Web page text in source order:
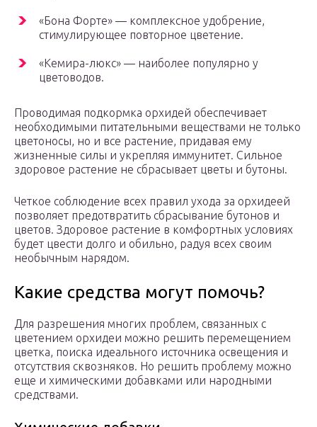
«Бона Форте» — комплексное удобрение,
стимулирующее повторное цветение.
«Кемира-люкс» — наиболее популярно у
цветоводов.
Проводимая подкормка орхидей обеспечивает
необходимыми питательными веществами не только
цветоносы, но и все растение, придавая ему
жизненные силы и укрепляя иммунитет. Сильное
здоровое растение не сбрасывает цветы и бутоны.
Четкое соблюдение всех правил ухода за орхидеей
позволяет предотвратить сбрасывание бутонов и
цветов. Здоровое растение в комфортных условиях
будет цвести долго и обильно, радуя всех своим
необычным нарядом.
Какие средства могут помочь?
Для разрешения многих проблем, связанных с
цветением орхидеи можно решить перемещением
цветка, поиска идеального источника освещения и
отсутствия сквозняков. Но решить проблему можно
еще и химическими добавками или народными
средствами.